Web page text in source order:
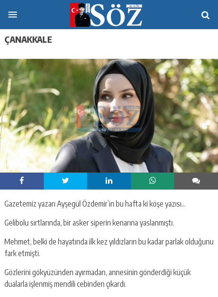
ÇANAKKALE
Gazetemiz yazarı Ayşegül Özdemir’in bu hafta ki köşe yazısı…
Gelibolu sırtlarında, bir asker siperin kenarına yaslanmıştı.
Mehmet, belki de hayatında ilk kez yıldızların bu kadar parlak olduğunu
fark etmişti.
Gözlerini gökyüzünden ayırmadan, annesinin gönderdiği küçük
dualarla işlenmiş mendili cebinden çıkardı.